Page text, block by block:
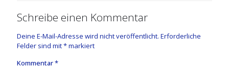
Schreibe einen Kommentar
Deine E-Mail-Adresse wird nicht veröffentlicht. Erforderliche
Felder sind mit*markiert
Kommentar*